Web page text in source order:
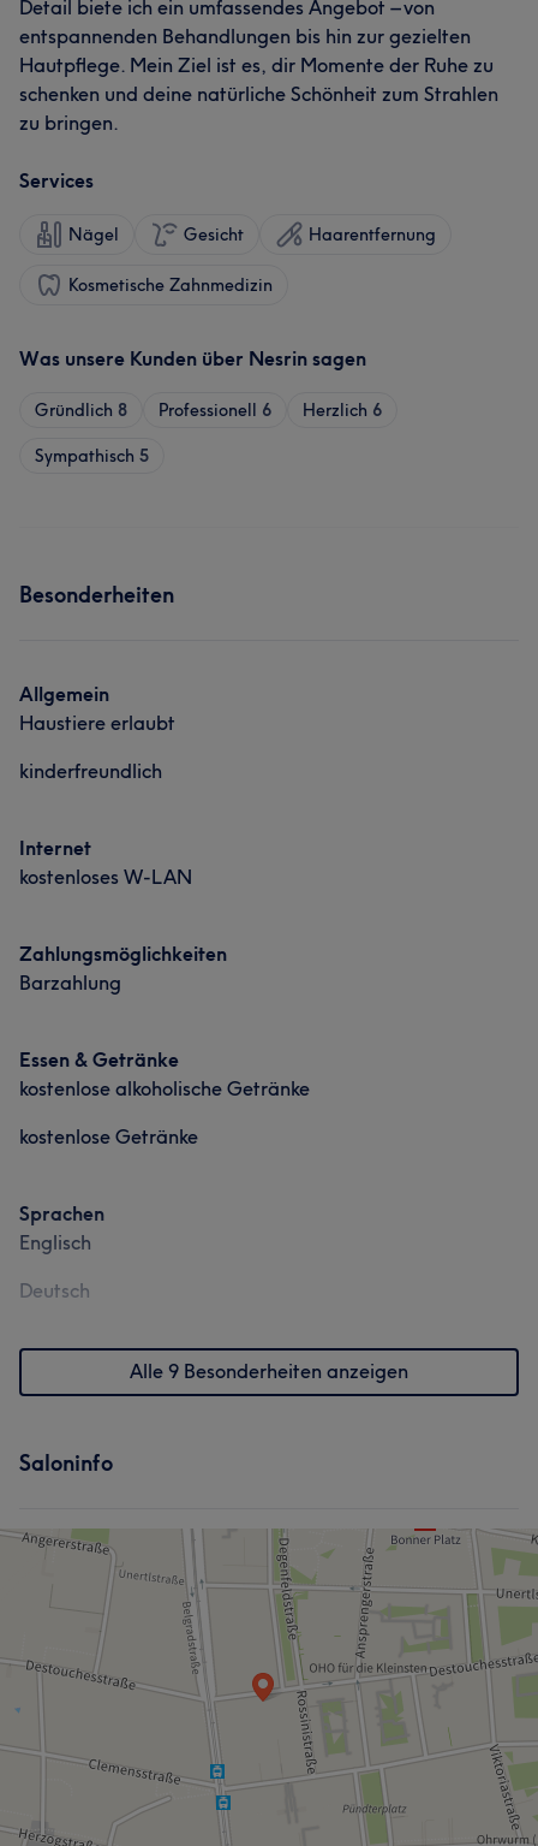
Detail biete ich ein umfassendes Angebot – von
entspannenden Behandlungen bis hin zur gezielten
Hautpflege. Mein Ziel ist es, dir Momente der Ruhe zu
schenken und deine natürliche Schönheit zum Strahlen
zu bringen.
Services
Nägel Gesicht Haarentfernung
Kosmetische Zahnmedizin
Was unsere Kunden über Nesrin sagen
Gründlich 8 Professionell 6 Herzlich 6
Sympathisch 5
Besonderheiten
Allgemein
Haustiere erlaubt
kinderfreundlich
Internet
kostenloses W-LAN
Zahlungsmöglichkeiten
Barzahlung
Essen & Getränke
kostenlose alkoholische Getränke
kostenlose Getränke
Sprachen
Englisch
Deutsch
Alle 9 Besonderheiten anzeigen
Saloninfo